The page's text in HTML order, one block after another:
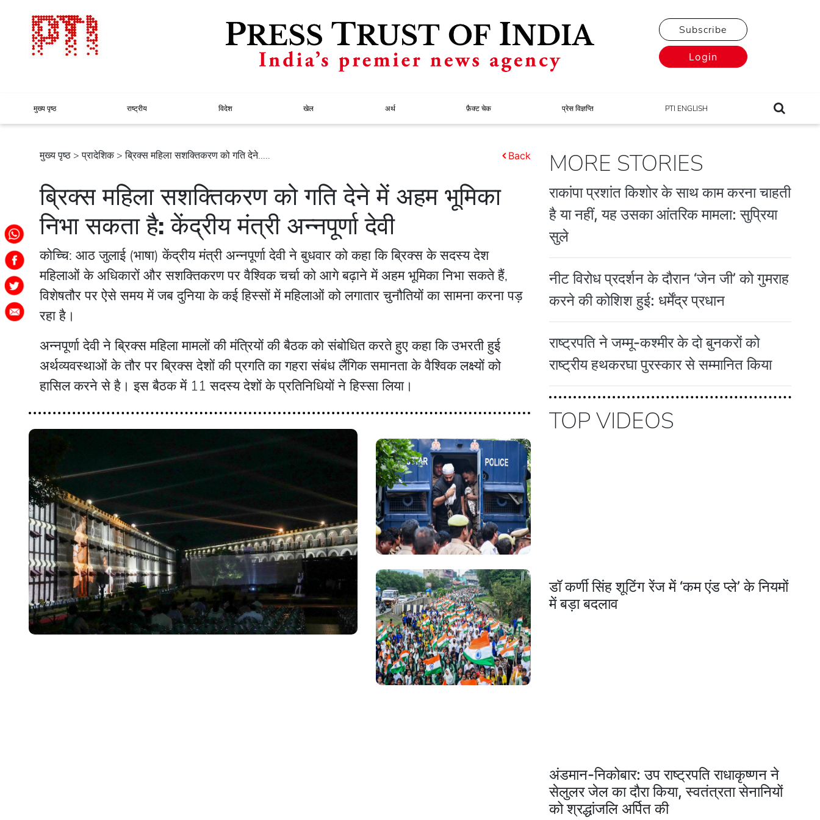
Subscribe
Login
मुख्य पृष्ठ राष्ट्रीय विदेश खेल अर्थ फ़ैक्ट चेक प्रेस विज्ञप्ति PTI ENGLISH
मुख्य पृष्ठ >प्रादेशिक> ब्रिक्स महिला सशक्तिकरण को गति देने..... Back
ब्रिक्स महिला सशक्तिकरण को गति देने में अहम भूमिका
निभा सकता है: केंद्रीय मंत्री अन्नपूर्णा देवी
कोच्चि: आठ जुलाई (भाषा) केंद्रीय मंत्री अन्नपूर्णा देवी ने बुधवार को कहा कि ब्रिक्स के सदस्य देश
महिलाओं के अधिकारों और सशक्तिकरण पर वैश्विक चर्चा को आगे बढ़ाने में अहम भूमिका निभा सकते हैं,
विशेषतौर पर ऐसे समय में जब दुनिया के कई हिस्सों में महिलाओं को लगातार चुनौतियों का सामना करना पड़
रहा है।
अन्नपूर्णा देवी ने ब्रिक्स महिला मामलों की मंत्रियों की बैठक को संबोधित करते हुए कहा कि उभरती हुई
अर्थव्यवस्थाओं के तौर पर ब्रिक्स देशों की प्रगति का गहरा संबंध लैंगिक समानता के वैश्विक लक्ष्यों को
हासिल करने से है। इस बैठक में 11 सदस्य देशों के प्रतिनिधियों ने हिस्सा लिया।
MORE STORIES
राकांपा प्रशांत किशोर के साथ काम करना चाहती
है या नहीं, यह उसका आंतरिक मामला: सुप्रिया
सुले
नीट विरोध प्रदर्शन के दौरान ‘जेन जी’ को गुमराह
करने की कोशिश हुई: धर्मेंद्र प्रधान
राष्ट्रपति ने जम्मू-कश्मीर के दो बुनकरों को
राष्ट्रीय हथकरघा पुरस्कार से सम्मानित किया
TOP VIDEOS
डॉ कर्णी सिंह शूटिंग रेंज में ‘कम एंड प्ले’ के नियमों
में बड़ा बदलाव
अंडमान-निकोबार: उप राष्ट्रपति राधाकृष्णन ने
सेलुलर जेल का दौरा किया, स्वतंत्रता सेनानियों
को श्रद्धांजलि अर्पित की